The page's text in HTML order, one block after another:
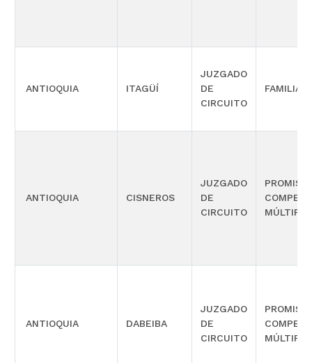
ANTIOQUIA ITAGÜÍ
JUZGADO
DE
CIRCUITO
FAMILIA
ANTIOQUIA CISNEROS
JUZGADO
DE
CIRCUITO
MÚLTIPLE
ANTIOQUIA DABEIBA
JUZGADO
DE
CIRCUITO
MÚLTIPLE